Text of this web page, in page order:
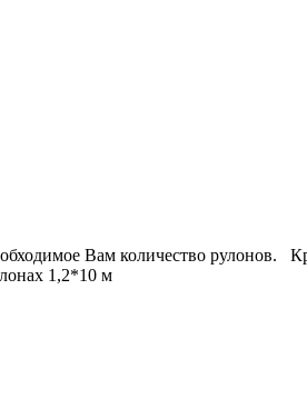
Вам количество рулонов.
1,2*10 м